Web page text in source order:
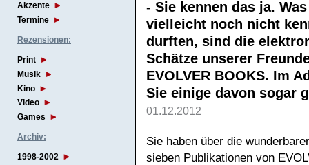
Akzente
Termine
Rezensionen:
Print
Musik
Kino
Video
Games
Archiv:
1998-2002
- Sie kennen das ja.
vielleicht noch nicht
durften, sind die
Schätze unserer
EVOLVER BOOKS. Im
Sie einige davon
01.12.2012
Sie haben über die
sieben Publikationen von